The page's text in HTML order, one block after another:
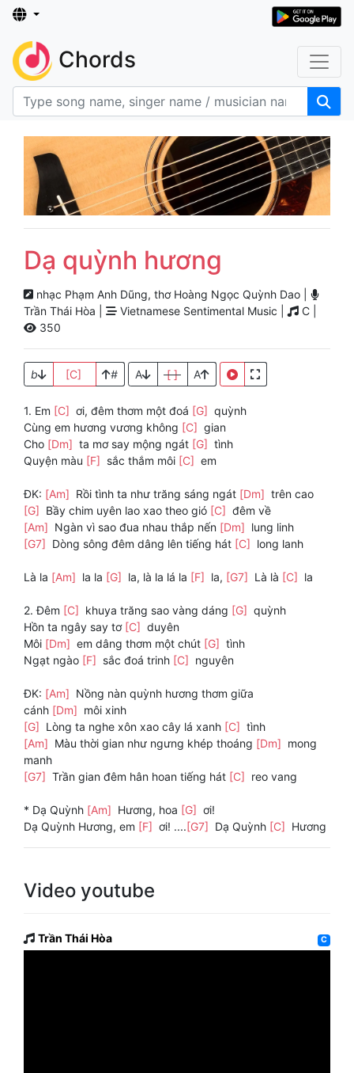
Chords
Dạ quỳnh hương
nhạc Phạm Anh Dũng, thơ Hoàng Ngọc Quỳnh Dao |
Trần Thái Hòa |
Vietnamese Sentimental Music |
C |
350
b [C] # A [ ] A
1. Em [C] ơi, đêm thơm một đoá [G] quỳnh
Cùng em hương vương không [C] gian
Cho [Dm] ta mơ say mộng ngát [G] tình
Quyện màu [F] sắc thắm môi [C] em
ĐK: [Am] Rồi tình ta như trăng sáng ngát [Dm] trên cao
[G] Bầy chim uyên lao xao theo gió [C] đêm về
[Am] Ngàn vì sao đua nhau thắp nến [Dm] lung linh
[G7] Dòng sông đêm dâng lên tiếng hát [C] long lanh
Là la [Am] la la [G] la, là la lá la [F] la, [G7] Là là [C] la
2. Đêm [C] khuya trăng sao vàng dáng [G] quỳnh
Hồn ta ngây say tơ [C] duyên
Môi [Dm] em dâng thơm một chút [G] tình
Ngạt ngào [F] sắc đoá trinh [C] nguyên
ĐK: [Am] Nồng nàn quỳnh hương thơm giữa
cánh [Dm] môi xinh
[G] Lòng ta nghe xôn xao cây lá xanh [C] tình
[Am] Màu thời gian như ngưng khép thoáng [Dm] mong
manh
[G7] Trần gian đêm hân hoan tiếng hát [C] reo vang
* Dạ Quỳnh [Am] Hương, hoa [G] ơi!
Dạ Quỳnh Hương, em [F] ơi! ....[G7] Dạ Quỳnh [C] Hương
Video youtube
Trần Thái Hòa C